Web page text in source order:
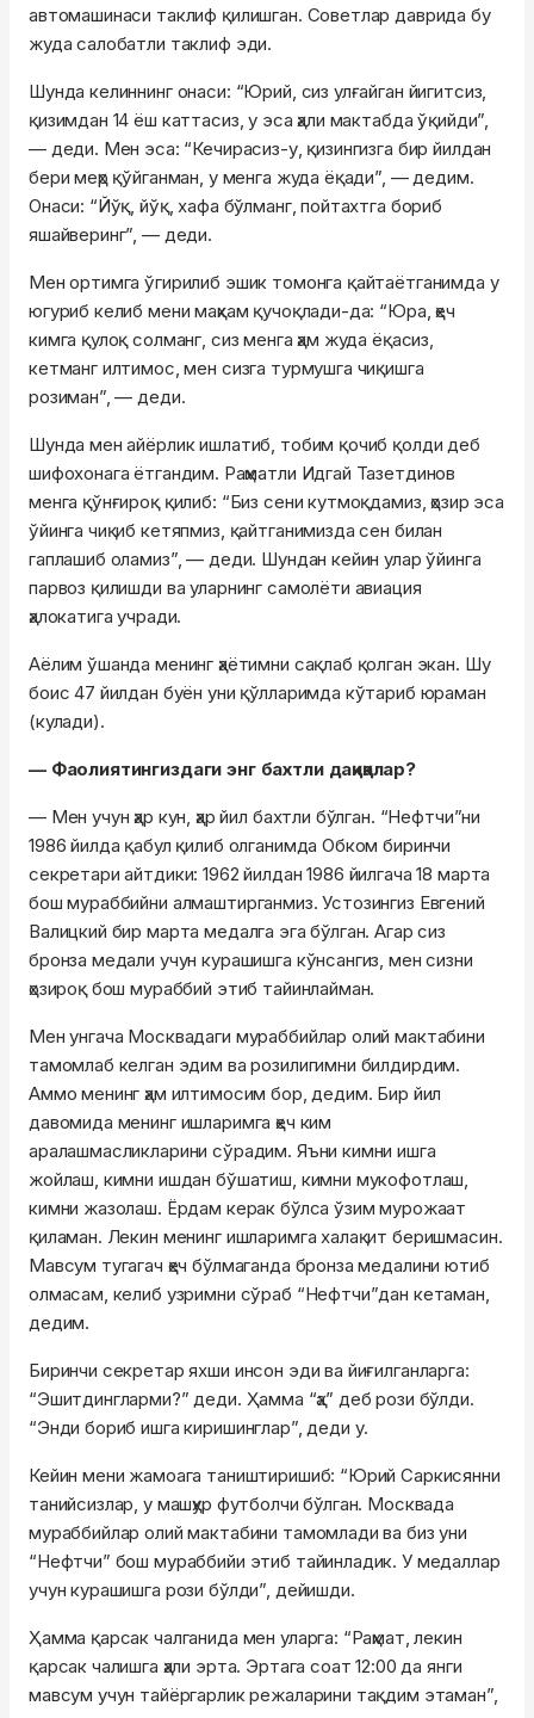
автомашинаси таклиф қилишган. Советлар даврида бу
жуда салобатли таклиф эди.
Шунда келиннинг онаси: “Юрий, сиз улғайган йигитсиз,
қизимдан 14 ёш каттасиз, у эса ҳали мактабда ўқийди”,
— деди. Мен эса: “Кечирасиз-у, қизингизга бир йилдан
бери меҳр қўйганман, у менга жуда ёқади”, — дедим.
Онаси: “Йўқ, йўқ, хафа бўлманг, пойтахтга бориб
яшайверинг”, — деди.
Мен ортимга ўгирилиб эшик томонга қайтаётганимда у
югуриб келиб мени маҳкам қучоқлади-да: “Юра, ҳеч
кимга қулоқ солманг, сиз менга ҳам жуда ёқасиз,
кетманг илтимос, мен сизга турмушга чиқишга
розиман”, — деди.
Шунда мен айёрлик ишлатиб, тобим қочиб қолди деб
шифохонага ётгандим. Раҳматли Идгай Тазетдинов
менга қўнғироқ қилиб: “Биз сени кутмоқдамиз, ҳозир эса
ўйинга чиқиб кетяпмиз, қайтганимизда сен билан
гаплашиб оламиз”, — деди. Шундан кейин улар ўйинга
парвоз қилишди ва уларнинг самолёти авиация
ҳалокатига учради.
Аёлим ўшанда менинг ҳаётимни сақлаб қолган экан. Шу
боис 47 йилдан буён уни қўлларимда кўтариб юраман
(кулади).
— Фаолиятингиздаги энг бахтли дақиқалар?
— Мен учун ҳар кун, ҳар йил бахтли бўлган. “Нефтчи”ни
1986 йилда қабул қилиб олганимда Обком биринчи
секретари айтдики: 1962 йилдан 1986 йилгача 18 марта
бош мураббийни алмаштирганмиз. Устозингиз Евгений
Валицкий бир марта медалга эга бўлган. Агар сиз
бронза медали учун курашишга кўнсангиз, мен сизни
ҳозироқ бош мураббий этиб тайинлайман.
Мен унгача Москвадаги мураббийлар олий мактабини
тамомлаб келган эдим ва розилигимни билдирдим.
Аммо менинг ҳам илтимосим бор, дедим. Бир йил
давомида менинг ишларимга ҳеч ким
аралашмасликларини сўрадим. Яъни кимни ишга
жойлаш, кимни ишдан бўшатиш, кимни мукофотлаш,
кимни жазолаш. Ёрдам керак бўлса ўзим мурожаат
қиламан. Лекин менинг ишларимга халақит беришмасин.
Мавсум тугагач ҳеч бўлмаганда бронза медалини ютиб
олмасам, келиб узримни сўраб “Нефтчи”дан кетаман,
дедим.
Биринчи секретар яхши инсон эди ва йиғилганларга:
“Эшитдингларми?” деди. Ҳамма “ҳа” деб рози бўлди.
“Энди бориб ишга киришинглар”, деди у.
Кейин мени жамоага таништиришиб: “Юрий Саркисянни
танийсизлар, у машҳур футболчи бўлган. Москвада
мураббийлар олий мактабини тамомлади ва биз уни
“Нефтчи” бош мураббийи этиб тайинладик. У медаллар
учун курашишга рози бўлди”, дейишди.
Ҳамма қарсак чалганида мен уларга: “Раҳмат, лекин
қарсак чалишга ҳали эрта. Эртага соат 12:00 да янги
мавсум учун тайёргарлик режаларини тақдим этаман”,